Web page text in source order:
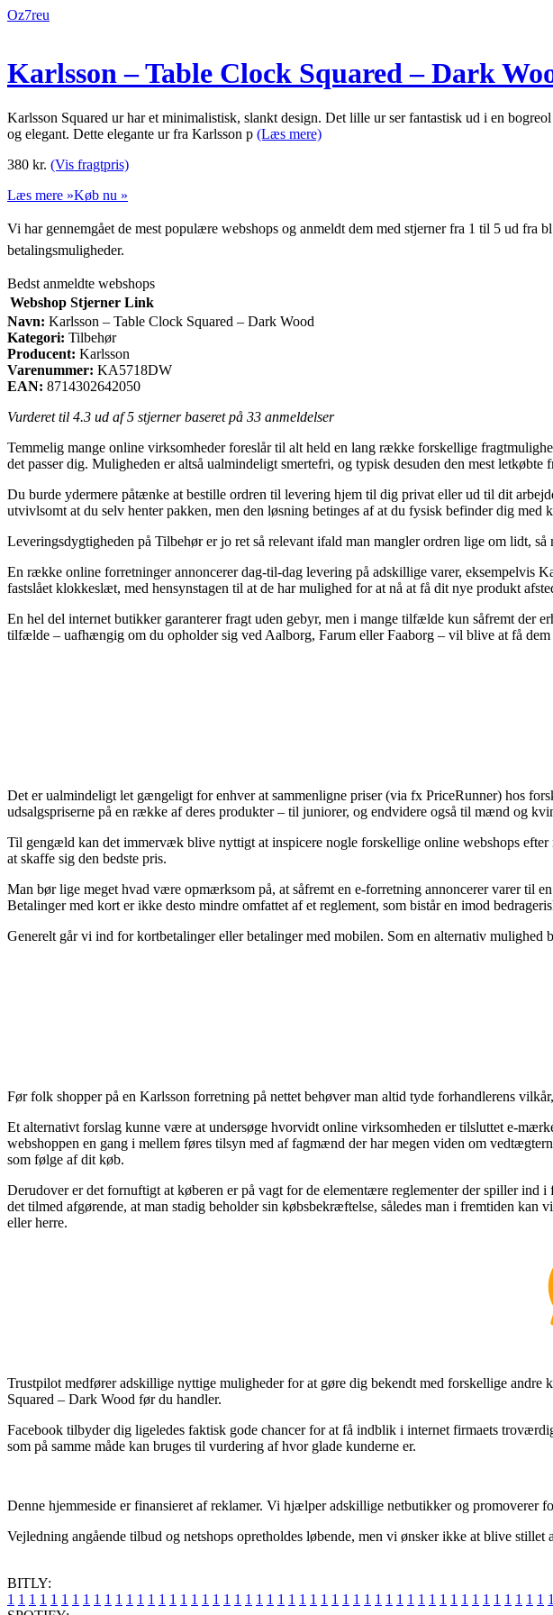
Oz7reu
Karlsson – Table Clock Squared – Dark
Karlsson Squared ur har et minimalistisk, slankt design. Det lille ur ser fantastisk ud i en
og elegant. Dette elegante ur fra Karlsson p (Læs mere)
380 kr. (Vis fragtpris)
Læs mere »Køb nu »
Vi har gennemgået de mest populære webshops og anmeldt dem med stjerner fra 1 til 5 ud fra
betalingsmuligheder.
Bedst anmeldte webshops
Webshop Stjerner Link
Navn: Karlsson – Table Clock Squared – Dark Wood
Kategori: Tilbehør
Producent: Karlsson
Varenummer: KA5718DW
EAN: 8714302642050
Vurderet til 4.3 ud af 5 stjerner baseret på 33 anmeldelser
Temmelig mange online virksomheder foreslår til alt held en lang række forskellige
det passer dig. Muligheden er altså ualmindeligt smertefri, og typisk desuden den mest
Du burde ydermere påtænke at bestille ordren til levering hjem til dig privat eller ud til dit
utvivlsomt at du selv henter pakken, men den løsning betinges af at du fysisk befinder dig med
Leveringsdygtigheden på Tilbehør er jo ret så relevant ifald man mangler ordren lige om lidt,
En række online forretninger annoncerer dag-til-dag levering på adskillige varer, eksempelvis
fastslået klokkeslæt, med hensynstagen til at de har mulighed for at nå at få dit nye produkt
En hel del internet butikker garanterer fragt uden gebyr, men i mange tilfælde kun såfremt der
tilfælde – uafhængig om du opholder sig ved Aalborg, Farum eller Faaborg – vil blive at få
Det er ualmindeligt let gængeligt for enhver at sammenligne priser (via fx PriceRunner) hos
udsalgspriserne på en række af deres produkter – til juniorer, og endvidere også til mænd og
Til gengæld kan det immervæk blive nyttigt at inspicere nogle forskellige online webshops
at skaffe sig den bedste pris.
Man bør lige meget hvad være opmærksom på, at såfremt en e-forretning annoncerer varer til
Betalinger med kort er ikke desto mindre omfattet af et reglement, som bistår en imod
Generelt går vi ind for kortbetalinger eller betalinger med mobilen. Som en alternativ
Før folk shopper på en Karlsson forretning på nettet behøver man altid tyde forhandlerens
Et alternativt forslag kunne være at undersøge hvorvidt online virksomheden er tilsluttet e-
webshoppen en gang i mellem føres tilsyn med af fagmænd der har megen viden om
som følge af dit køb.
Derudover er det fornuftigt at køberen er på vagt for de elementære reglementer der spiller
det tilmed afgørende, at man stadig beholder sin købsbekræftelse, således man i fremtiden
eller herre.
Trustpilot medfører adskillige nyttige muligheder for at gøre dig bekendt med forskellige
Squared – Dark Wood før du handler.
Facebook tilbyder dig ligeledes faktisk gode chancer for at få indblik i internet firmaets
som på samme måde kan bruges til vurdering af hvor glade kunderne er.
Denne hjemmeside er finansieret af reklamer. Vi hjælper adskillige netbutikker og promoverer
Vejledning angående tilbud og netshops opretholdes løbende, men vi ønsker ikke at blive
BITLY:
1 1 1 1 1 1 1 1 1 1 1 1 1 1 1 1 1 1 1 1 1 1 1 1 1 1 1 1 1 1 1 1 1 1 1 1 1 1 1 1 1 1 1 1 1 1 1 1 1 1 1